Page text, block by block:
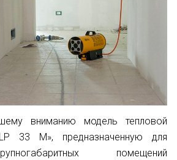
вниманию модель тепловой
33 M», предназначенную для
помещений